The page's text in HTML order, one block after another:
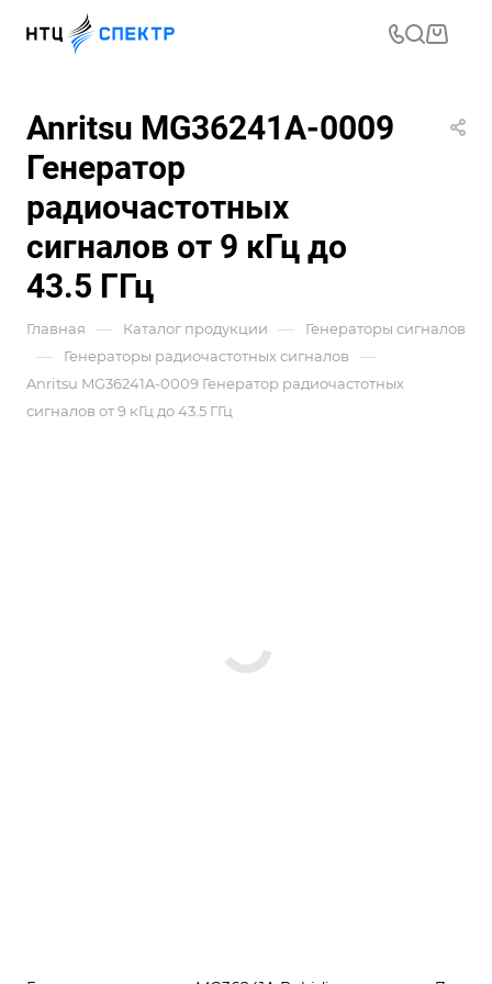
Anritsu MG36241A-0009
Генератор
радиочастотных
сигналов от 9 кГц до
43.5 ГГц
Главная — Каталог продукции — Генераторы сигналов
— Генераторы радиочастотных сигналов —
Anritsu MG36241A-0009 Генератор радиочастотных
сигналов от 9 кГц до 43.5 ГГц